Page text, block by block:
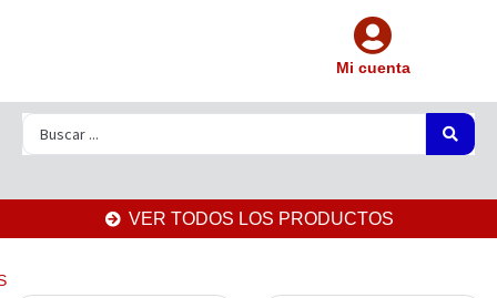
Mi cuenta
VER TODOS LOS PRODUCTOS